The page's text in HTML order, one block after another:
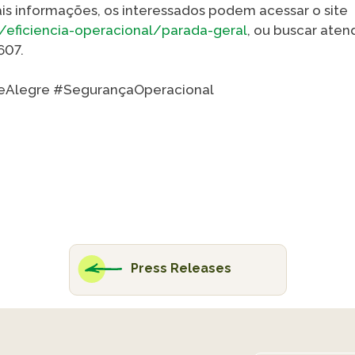
informações, os interessados podem acessar o site
operacional/parada-geral, ou buscar
#SegurançaOperacional
Press Releases